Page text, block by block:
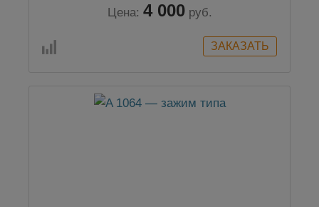
Цена: 4 000 руб.